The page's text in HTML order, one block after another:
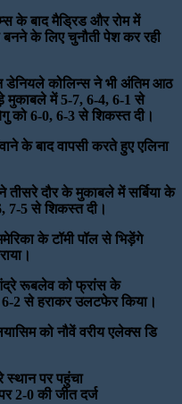
के बाद मैड्रिड और रोम में
बनने के लिए चुनौती पेश कर रही
डेनियले कोलिन्स ने भी अंतिम आठ
मुकाबले में 5-7, 6-4, 6-1 से
को 6-0, 6-3 से शिकस्त दी।
के बाद वापसी करते हुए एलिना
तीसरे दौर के मुकाबले में सर्बिया के
7-5 से शिकस्त दी।
के टॉमी पॉल से भिड़ेंगे
रूबलेव को फ्रांस के
6-2 से हराकर उलटफेर किया।
को नौवें वरीय एलेक्स डि
स्थान पर पहुंचा
2-0 की जीत दर्ज